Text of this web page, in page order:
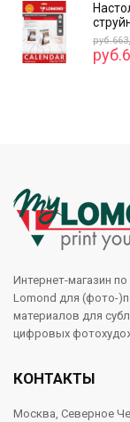
Интернет-магазин
Lomond для (фото-
материалов для
цифровых
КОНТАКТЫ
Москва, Северное